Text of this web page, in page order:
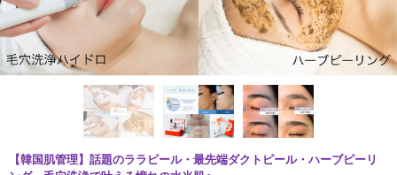
【韓国肌管理】話題のララピール・最先端ダクトピール・ハーブピーリ